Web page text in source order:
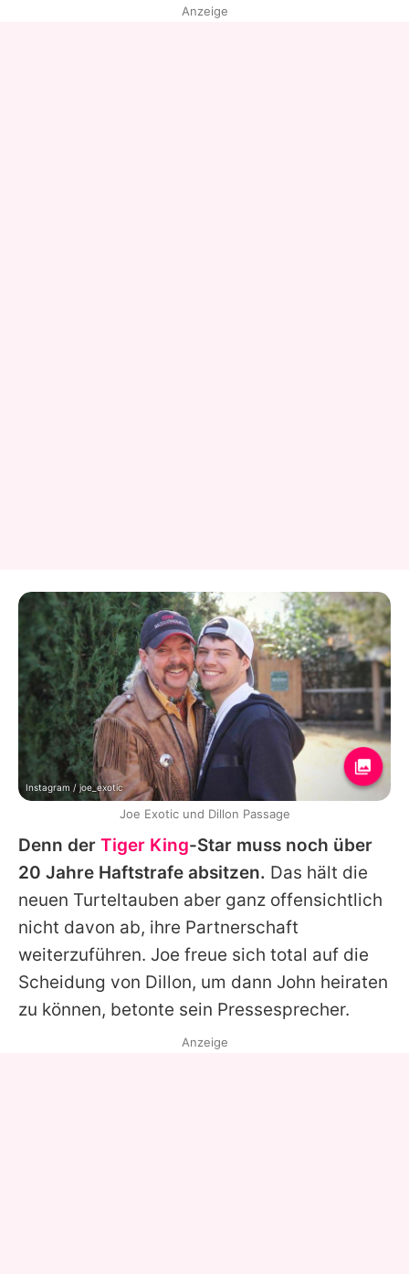
Denn der Tiger King-Star muss noch über
20 Jahre Haftstrafe absitzen. Das hält die
neuen Turteltauben aber ganz offensichtlich
nicht davon ab, ihre Partnerschaft
weiterzuführen. Joe freue sich total auf die
Scheidung von Dillon, um dann John heiraten
zu können, betonte sein Pressesprecher.
Anzeige
Instagram / joe_exotic
Joe Exotic und Dillon Passage
Anzeige